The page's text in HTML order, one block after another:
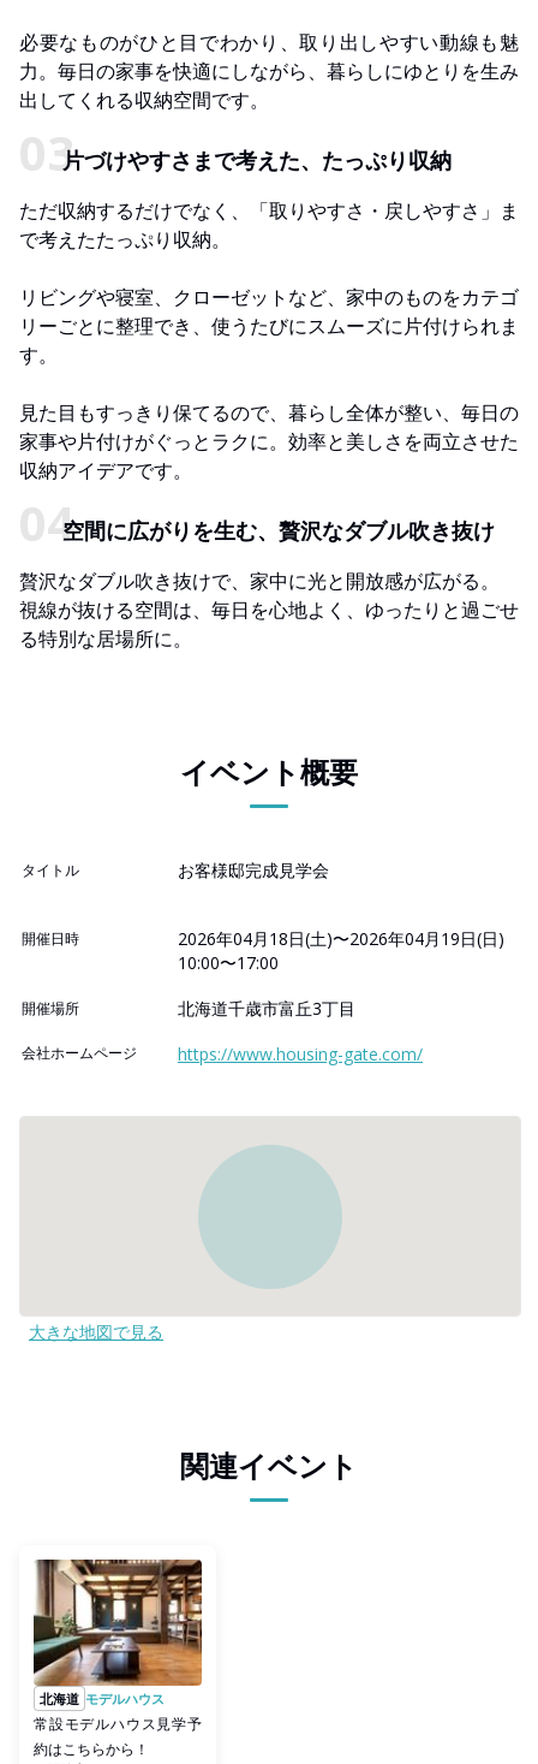
必要なものがひと目でわかり、取り出しやすい動線も魅
力。毎日の家事を快適にしながら、暮らしにゆとりを生み
出してくれる収納空間です。
片づけやすさまで考えた、たっぷり収納
ただ収納するだけでなく、「取りやすさ・戻しやすさ」ま
で考えたたっぷり収納。
リビングや寝室、クローゼットなど、家中のものをカテゴ
リーごとに整理でき、使うたびにスムーズに片付けられま
す。
見た目もすっきり保てるので、暮らし全体が整い、毎日の
家事や片付けがぐっとラクに。効率と美しさを両立させた
収納アイデアです。
空間に広がりを生む、贅沢なダブル吹き抜け
贅沢なダブル吹き抜けで、家中に光と開放感が広がる。
視線が抜ける空間は、毎日を心地よく、ゆったりと過ごせ
る特別な居場所に。
イベント概要
タイトル お客様邸完成見学会
開催日時
2026年04月18日(土)〜2026年04月19日(日)
10:00〜17:00
開催場所 北海道千歳市富丘3丁目
会社ホームページ https://www.housing-gate.com/
大きな地図で見る
関連イベント
北海道 モデルハウス
常設モデルハウス見学予
約はこちらから！